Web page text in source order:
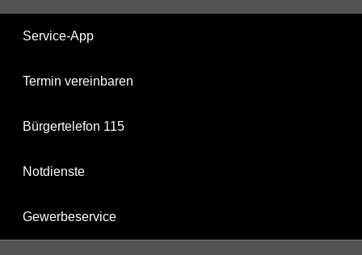
Service-App
Termin vereinbaren
Bürgertelefon 115
Notdienste
Gewerbeservice